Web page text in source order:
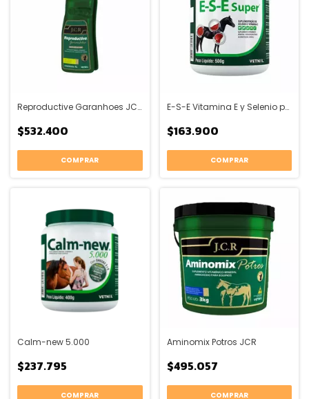
Reproductive Garanhoes JCR
$532.400
E-S-E Vitamina E y Selenio para los músculos
$163.900
Calm-new 5.000
$237.795
Aminomix Potros JCR
$495.057